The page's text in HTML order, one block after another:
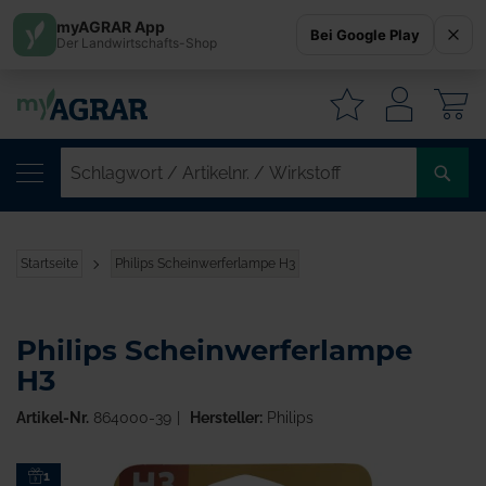
Startseite Philips Scheinwerferlampe H3
Zum1
Philips Scheinwerferlampe
H3
Artikel-Nr. 864000-39 Hersteller:Philips
myAGRAR App
Der Landwirtschafts-Shop Bei Google Play